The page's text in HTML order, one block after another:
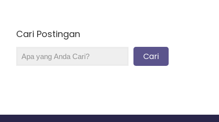
Cari Postingan
Cari